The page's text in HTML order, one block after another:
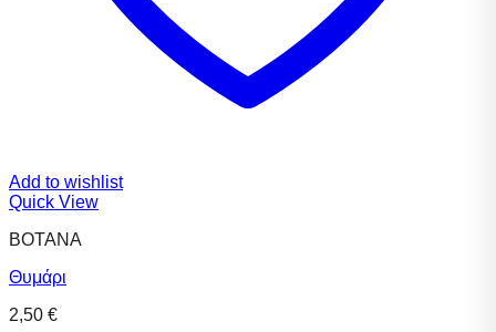
Add to wishlist
Quick View
ΒΟΤΑΝΑ
Θυμάρι
2,50 €